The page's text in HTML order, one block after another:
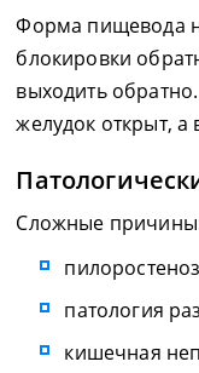
Форма пищевода
блокировки
выходить
желудок открыт, а
Сложные
патология
кишечная